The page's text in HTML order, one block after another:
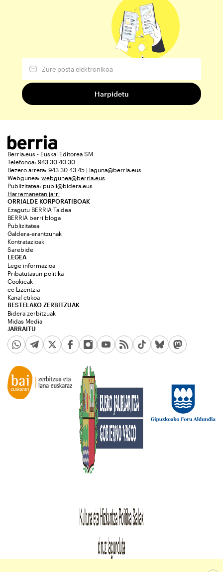
Berria.eus - Euskal Editorea SM
Telefonoa: 943 30 40 30
Bezero arreta: 943 30 43 45 | laguna@berria.eus
Webgunea: webgunea@berria.eus
Publizitatea: publi@bidera.eus
Harremanetan jarri
ORRIALDE KORPORATIBOAK
Ezagutu BERRIA Taldea
BERRIA berri bloga
Publizitatea
Galdera-erantzunak
Kontratazioak
Sarebide
JARRAITU
LEGEA
Lege informazioa
Pribatutasun politika
Cookieak
cc Lizentzia
Kanal etikoa
BESTELAKO ZERBITZUAK
Bidera zerbitzuak
Midas Media